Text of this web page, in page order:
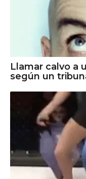
Llamar calvo a
según un